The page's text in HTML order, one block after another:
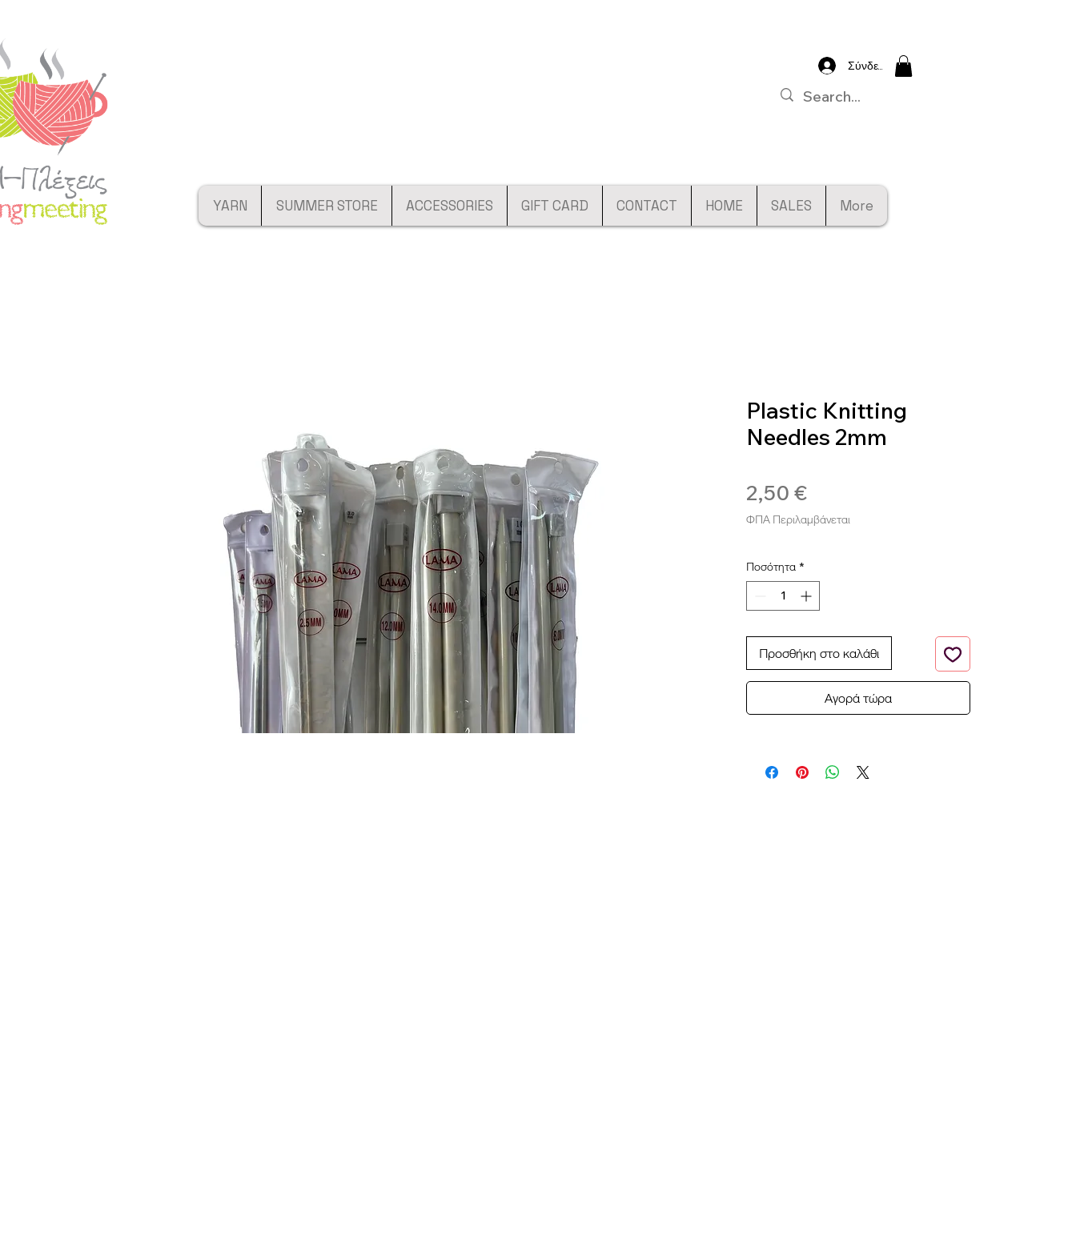
Σύνδεση
YARN SUMMER STORE ACCESSORIES GIFT CARD CONTACT HOME SALES More
Plastic Knitting
Needles 2mm
2,50 €Τιμή
ΦΠΑ Περιλαμβάνεται
Ποσότητα *
Προσθήκη στο καλάθι
Αγορά τώρα